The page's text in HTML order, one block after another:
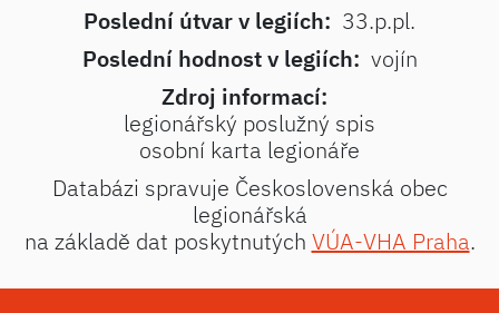
Poslední útvar v legiích: 33.p.pl.
Poslední hodnost v legiích: vojín
Zdroj informací:
legionářský poslužný spis
osobní karta legionáře
Databázi spravuje Československá obec
legionářská
na základě dat poskytnutých VÚA-VHA Praha.